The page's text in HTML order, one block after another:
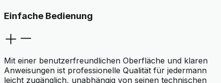
Einfache Bedienung
Mit einer benutzerfreundlichen Oberfläche und klaren
Anweisungen ist professionelle Qualität für jedermann
leicht zugänglich, unabhängig von seinen technischen